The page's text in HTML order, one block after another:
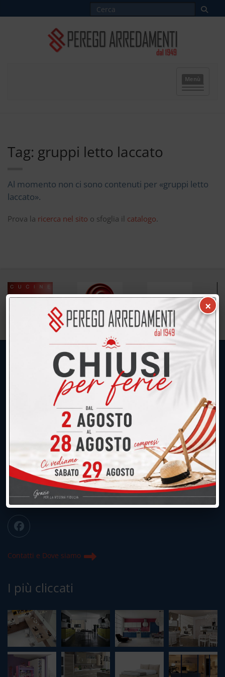
Menù
Tag: gruppi letto laccato
Al momento non ci sono contenuti per «gruppi letto
laccato».
Prova la ricerca nel sito o sfoglia il catalogo.
UNICA SEDE: CALCO (Lecco)
039.677.2778
039.677.2778
info@peregoarredamenti.it
ORARI: 09.00/12.00 - 15.00/19.15
Chiuso domenica e lunedì mattina
Contatti e Dove siamo
I più cliccati
×